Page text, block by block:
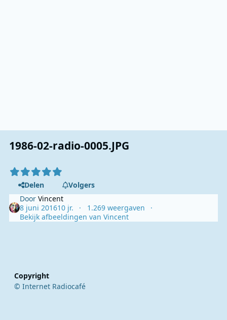
1986-02-radio-0005.JPG
Delen
Volgers
DoorVincent
8 juni 201610 jr.
1.269 weergaven
Bekijk afbeeldingen van Vincent
Copyright
© Internet Radiocafé